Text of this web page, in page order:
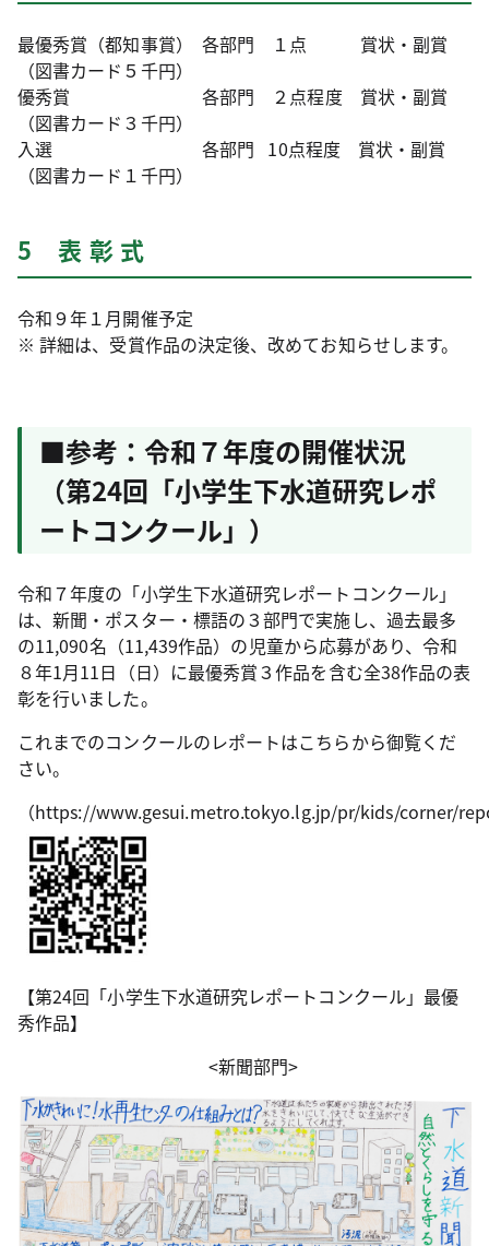
最優秀賞（都知事賞） 各部門 １点 賞状・副賞
（図書カード５千円）
優秀賞 各部門 ２点程度 賞状・副賞
（図書カード３千円）
入選 各部門 10点程度 賞状・副賞
（図書カード１千円）
5 表 彰 式
令和９年１月開催予定
※ 詳細は、受賞作品の決定後、改めてお知らせします。
■参考：令和７年度の開催状況
（第24回「小学生下水道研究レポ
ートコンクール」）
令和７年度の「小学生下水道研究レポートコンクール」
は、新聞・ポスター・標語の３部門で実施し、過去最多
の11,090名（11,439作品）の児童から応募があり、令和
８年1月11日（日）に最優秀賞３作品を含む全38作品の表
彰を行いました。
これまでのコンクールのレポートはこちらから御覧くだ
さい。
（https://www.gesui.metro.tokyo.lg.jp/pr/kids/corner/
【第24回「小学生下水道研究レポートコンクール」最優
秀作品】
<新聞部門>